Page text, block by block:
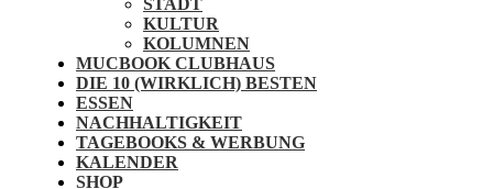
STADT
KULTUR
KOLUMNEN
MUCBOOK CLUBHAUS
DIE 10 (WIRKLICH) BESTEN
ESSEN
NACHHALTIGKEIT
TAGEBOOKS & WERBUNG
KALENDER
SHOP